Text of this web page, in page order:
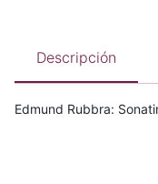
Descripción
Edmund Rubbra: